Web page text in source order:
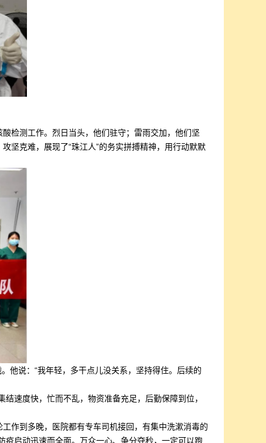
检测工作。烈日当头，他们驻守；雷雨交加，他们坚
坚克难，展现了“珠江人”的务实拼搏精神，用行动默默
他说：“我年轻，多干点儿没关系，坚持得住。后续的
速度快，忙而不乱，物资准备充足，后勤保障到位，
作到多晚，医院都有专车司机接回，有集中洗漱消毒的
启动迅速而全面。万众一心、争分夺秒，一定可以跑